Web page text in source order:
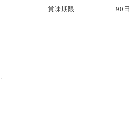
賞味期限
90日